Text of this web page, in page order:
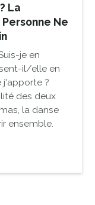
La
Ne
je en
il/elle en
j'apporte ?
des deux
la danse
ensemble.